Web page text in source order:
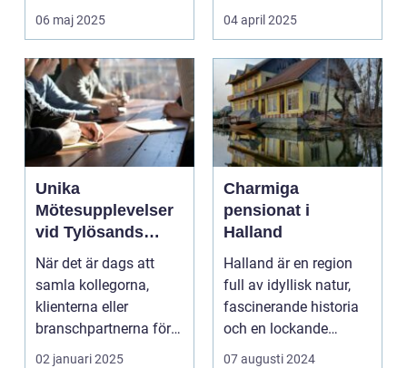
06 maj 2025
resenäre...
04 april 2025
Unika
Mötesupplevelser
vid Tylösands
Stränder
När det är dags att
samla kollegorna,
klienterna eller
branschpartnerna för
en konfer...
02 januari 2025
Charmiga
pensionat i
Halland
Halland är en region
full av idyllisk natur,
fascinerande historia
och en lockande
kustlinje. F...
07 augusti 2024